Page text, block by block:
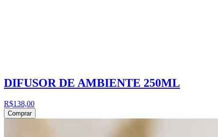
DIFUSOR DE AMBIENTE 250ML
R$138,00
Comprar